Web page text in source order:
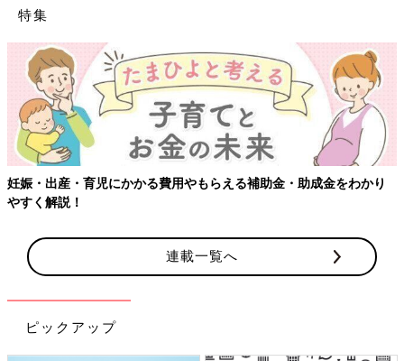
特集
・助成金をわかり 【ワクチン接種できるものも】妊婦の感染症
連載一覧へ
ピックアップ